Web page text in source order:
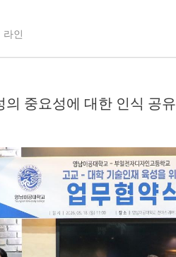
라인
의 중요성에 대한 인식 공유